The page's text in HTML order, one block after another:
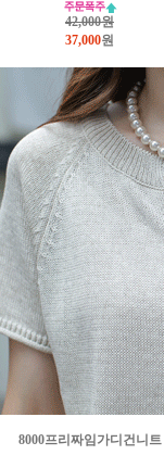
42,000원
37,000원
8000프리짜임가디건니트